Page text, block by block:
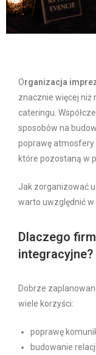
Organizacja
znacznie więcej
cateringu.
sposobów na
poprawę
które pozostaną w
Jak zorganizować
warto uwzględnić w
Dlaczego
integracyjne?
Dobrze
wiele korzyści:
poprawę
budowanie